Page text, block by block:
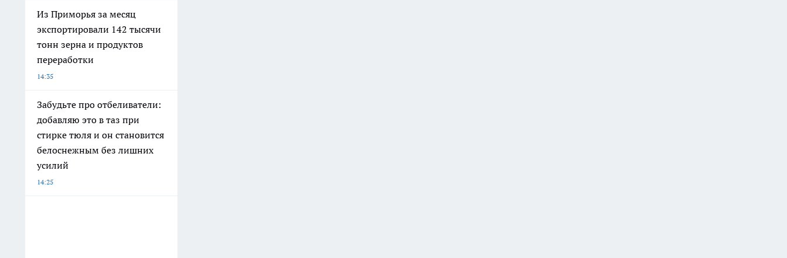
Из Приморья за месяц
экспортировали 142 тысячи
тонн зерна и продуктов
переработки
14:35
Забудьте про отбеливатели:
добавляю это в таз при
стирке тюля и он становится
белоснежным без лишних
усилий
14:25